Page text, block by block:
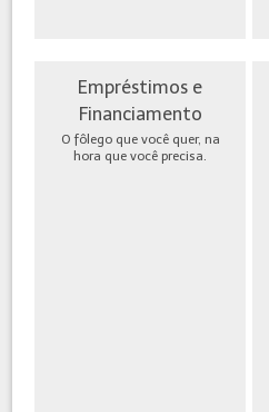
Empréstimos e
Financiamento
O fôlego que você quer, na
hora que você precisa.